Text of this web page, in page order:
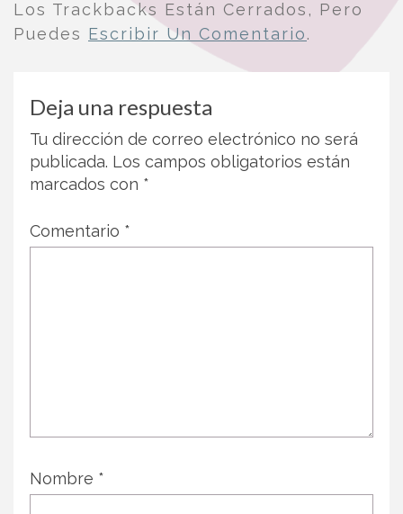
Los Trackbacks Están Cerrados, Pero
Puedes Escribir Un Comentario.
Deja una respuesta
Tu dirección de correo electrónico no será
publicada. Los campos obligatorios están
marcados con *
Comentario *
Nombre *